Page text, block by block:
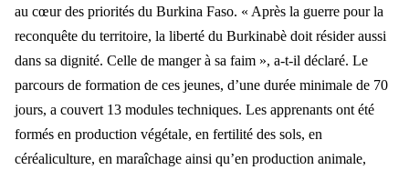
au cœur des priorités du Burkina Faso. « Après la guerre pour la
reconquête du territoire, la liberté du Burkinabè doit résider aussi
dans sa dignité. Celle de manger à sa faim », a-t-il déclaré. Le
parcours de formation de ces jeunes, d’une durée minimale de 70
jours, a couvert 13 modules techniques. Les apprenants ont été
formés en production végétale, en fertilité des sols, en
céréaliculture, en maraîchage ainsi qu’en production animale,